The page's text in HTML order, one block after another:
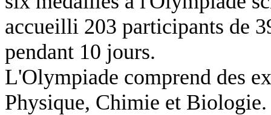
accueilli 203 participants de
pendant 10 jours.
L'Olympiade comprend des
Physique, Chimie et Biologie.